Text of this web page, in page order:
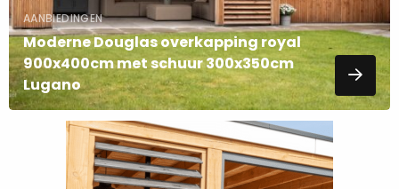
AANBIEDINGEN
Moderne Douglas overkapping royal
900x400cm met schuur 300x350cm
Lugano